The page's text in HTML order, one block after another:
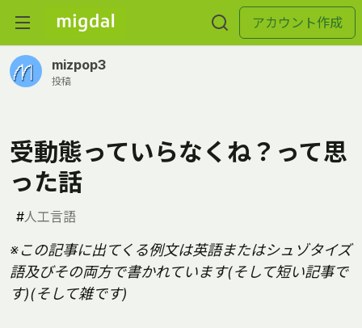
アカウント作成
mizpop3
投稿
受動態っていらなくね？って思
った話
#人工言語
※この記事に出てくる例文は英語またはシュゾタイズ
語及びその両方で書かれています(そして短い記事で
す)(そして雑です)